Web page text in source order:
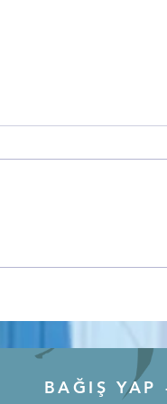
yeni parti
BAĞIŞ YAP